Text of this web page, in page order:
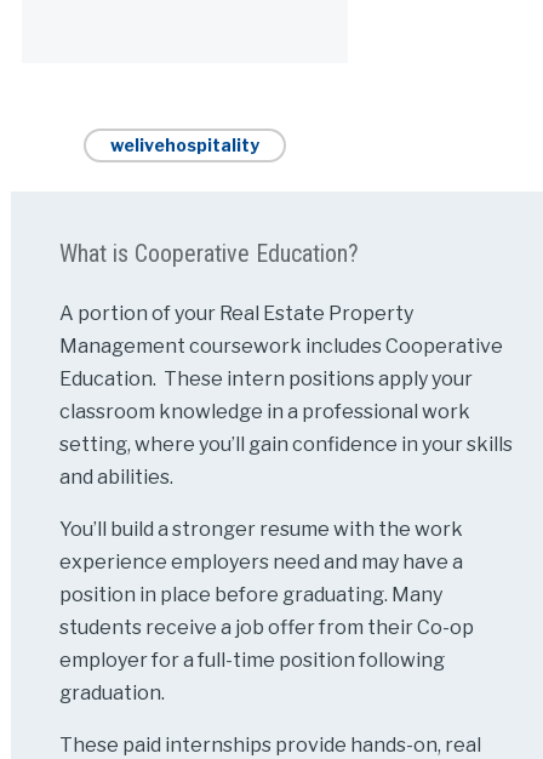
welivehospitality
What is Cooperative Education?
A portion of your Real Estate Property
Management coursework includes Cooperative
Education. These intern positions apply your
classroom knowledge in a professional work
setting, where you’ll gain confidence in your skills
and abilities.
You’ll build a stronger resume with the work
experience employers need and may have a
position in place before graduating. Many
students receive a job offer from their Co-op
employer for a full-time position following
graduation.
These paid internships provide hands-on, real